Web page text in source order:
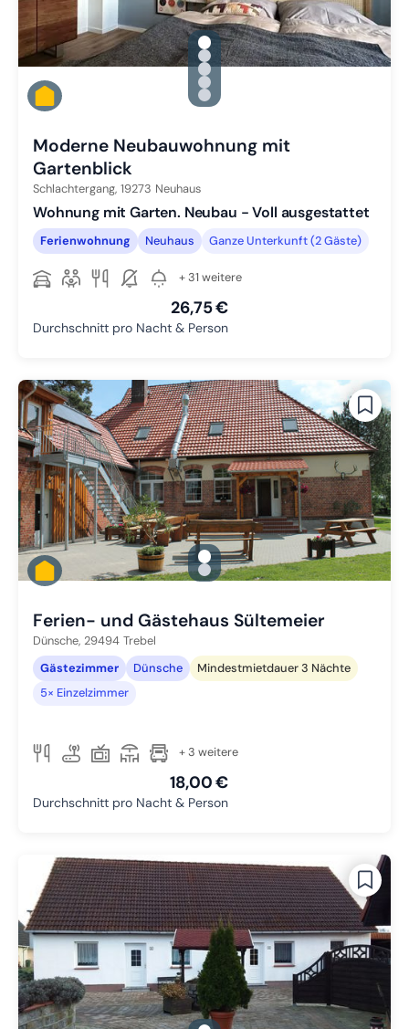
gallery.slide_selector
Zu Slide 1 wechseln
Zu Slide 2 wechseln
Zu Slide 3 wechseln
Zu Slide 4 wechseln
Zu Slide 5 wechseln
Moderne Neubauwohnung mit
Gartenblick
Schlachtergang, 19273 Neuhaus
Wohnung mit Garten. Neubau - Voll ausgestattet
Ferienwohnung Neuhaus Ganze Unterkunft (2 Gäste)
+ 31 weitere
26,75 €
Durchschnitt pro Nacht & Person
gallery.slide_selector
Zu Slide 1 wechseln
Zu Slide 2 wechseln
Ferien- und Gästehaus Sültemeier
Dünsche, 29494 Trebel
Gästezimmer
Dünsche
Mindestmietdauer 3 Nächte
5× Einzelzimmer
+ 3 weitere
18,00 €
Durchschnitt pro Nacht & Person